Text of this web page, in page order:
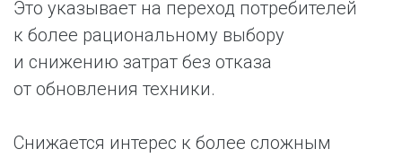
Это указывает на переход потребителей
к более рациональному выбору
и снижению затрат без отказа
от обновления техники.
Снижается интерес к более сложным